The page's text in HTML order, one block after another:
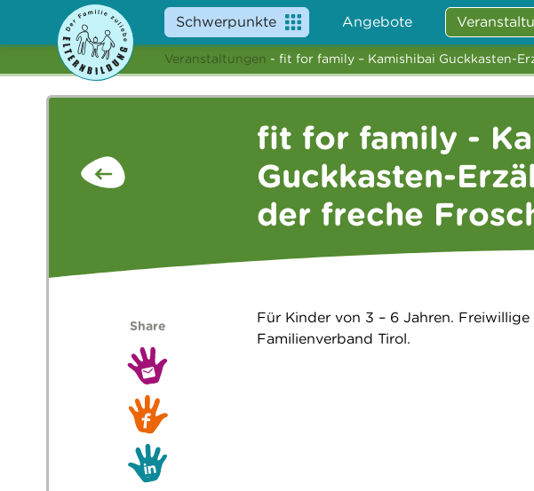
Schwerpunkte Angebote
Veranstaltungen - fit for family – Kamishibai Guckkasten-
fit for family -
Guckkasten-
der freche
Für Kinder von 3 – 6 Jahren.
Familienverband Tirol.
Share